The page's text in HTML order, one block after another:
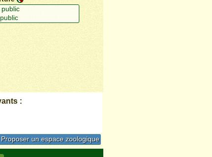
:
un espace zoologique